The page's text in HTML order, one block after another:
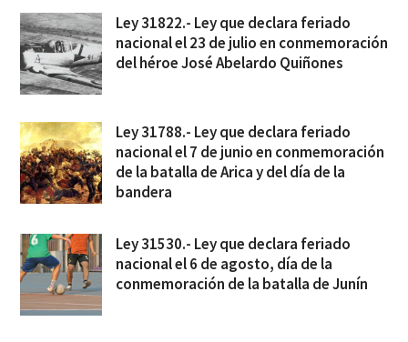
Ley 31822.- Ley que declara feriado
nacional el 23 de julio en conmemoración
del héroe José Abelardo Quiñones
Ley 31788.- Ley que declara feriado
nacional el 7 de junio en conmemoración
de la batalla de Arica y del día de la
bandera
Ley 31530.- Ley que declara feriado
nacional el 6 de agosto, día de la
conmemoración de la batalla de Junín